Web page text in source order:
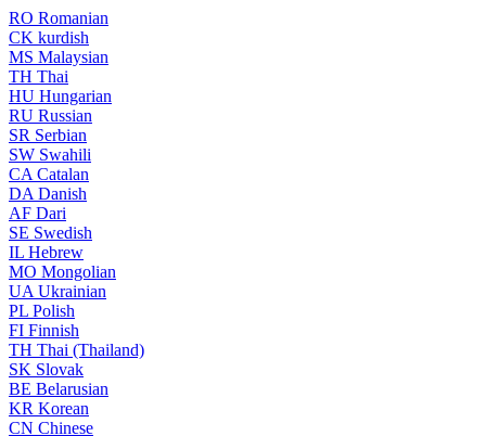
RO Romanian
CK kurdish
MS Malaysian
TH Thai
HU Hungarian
RU Russian
SR Serbian
SW Swahili
CA Catalan
DA Danish
AF Dari
SE Swedish
IL Hebrew
MO Mongolian
UA Ukrainian
PL Polish
FI Finnish
TH Thai (Thailand)
SK Slovak
BE Belarusian
KR Korean
CN Chinese